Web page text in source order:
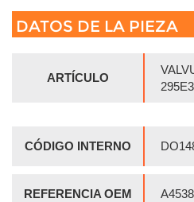
DATOS DE LA PIEZA
ARTÍCULO
CÓDIGO INTERNO
REFERENCIA OEM